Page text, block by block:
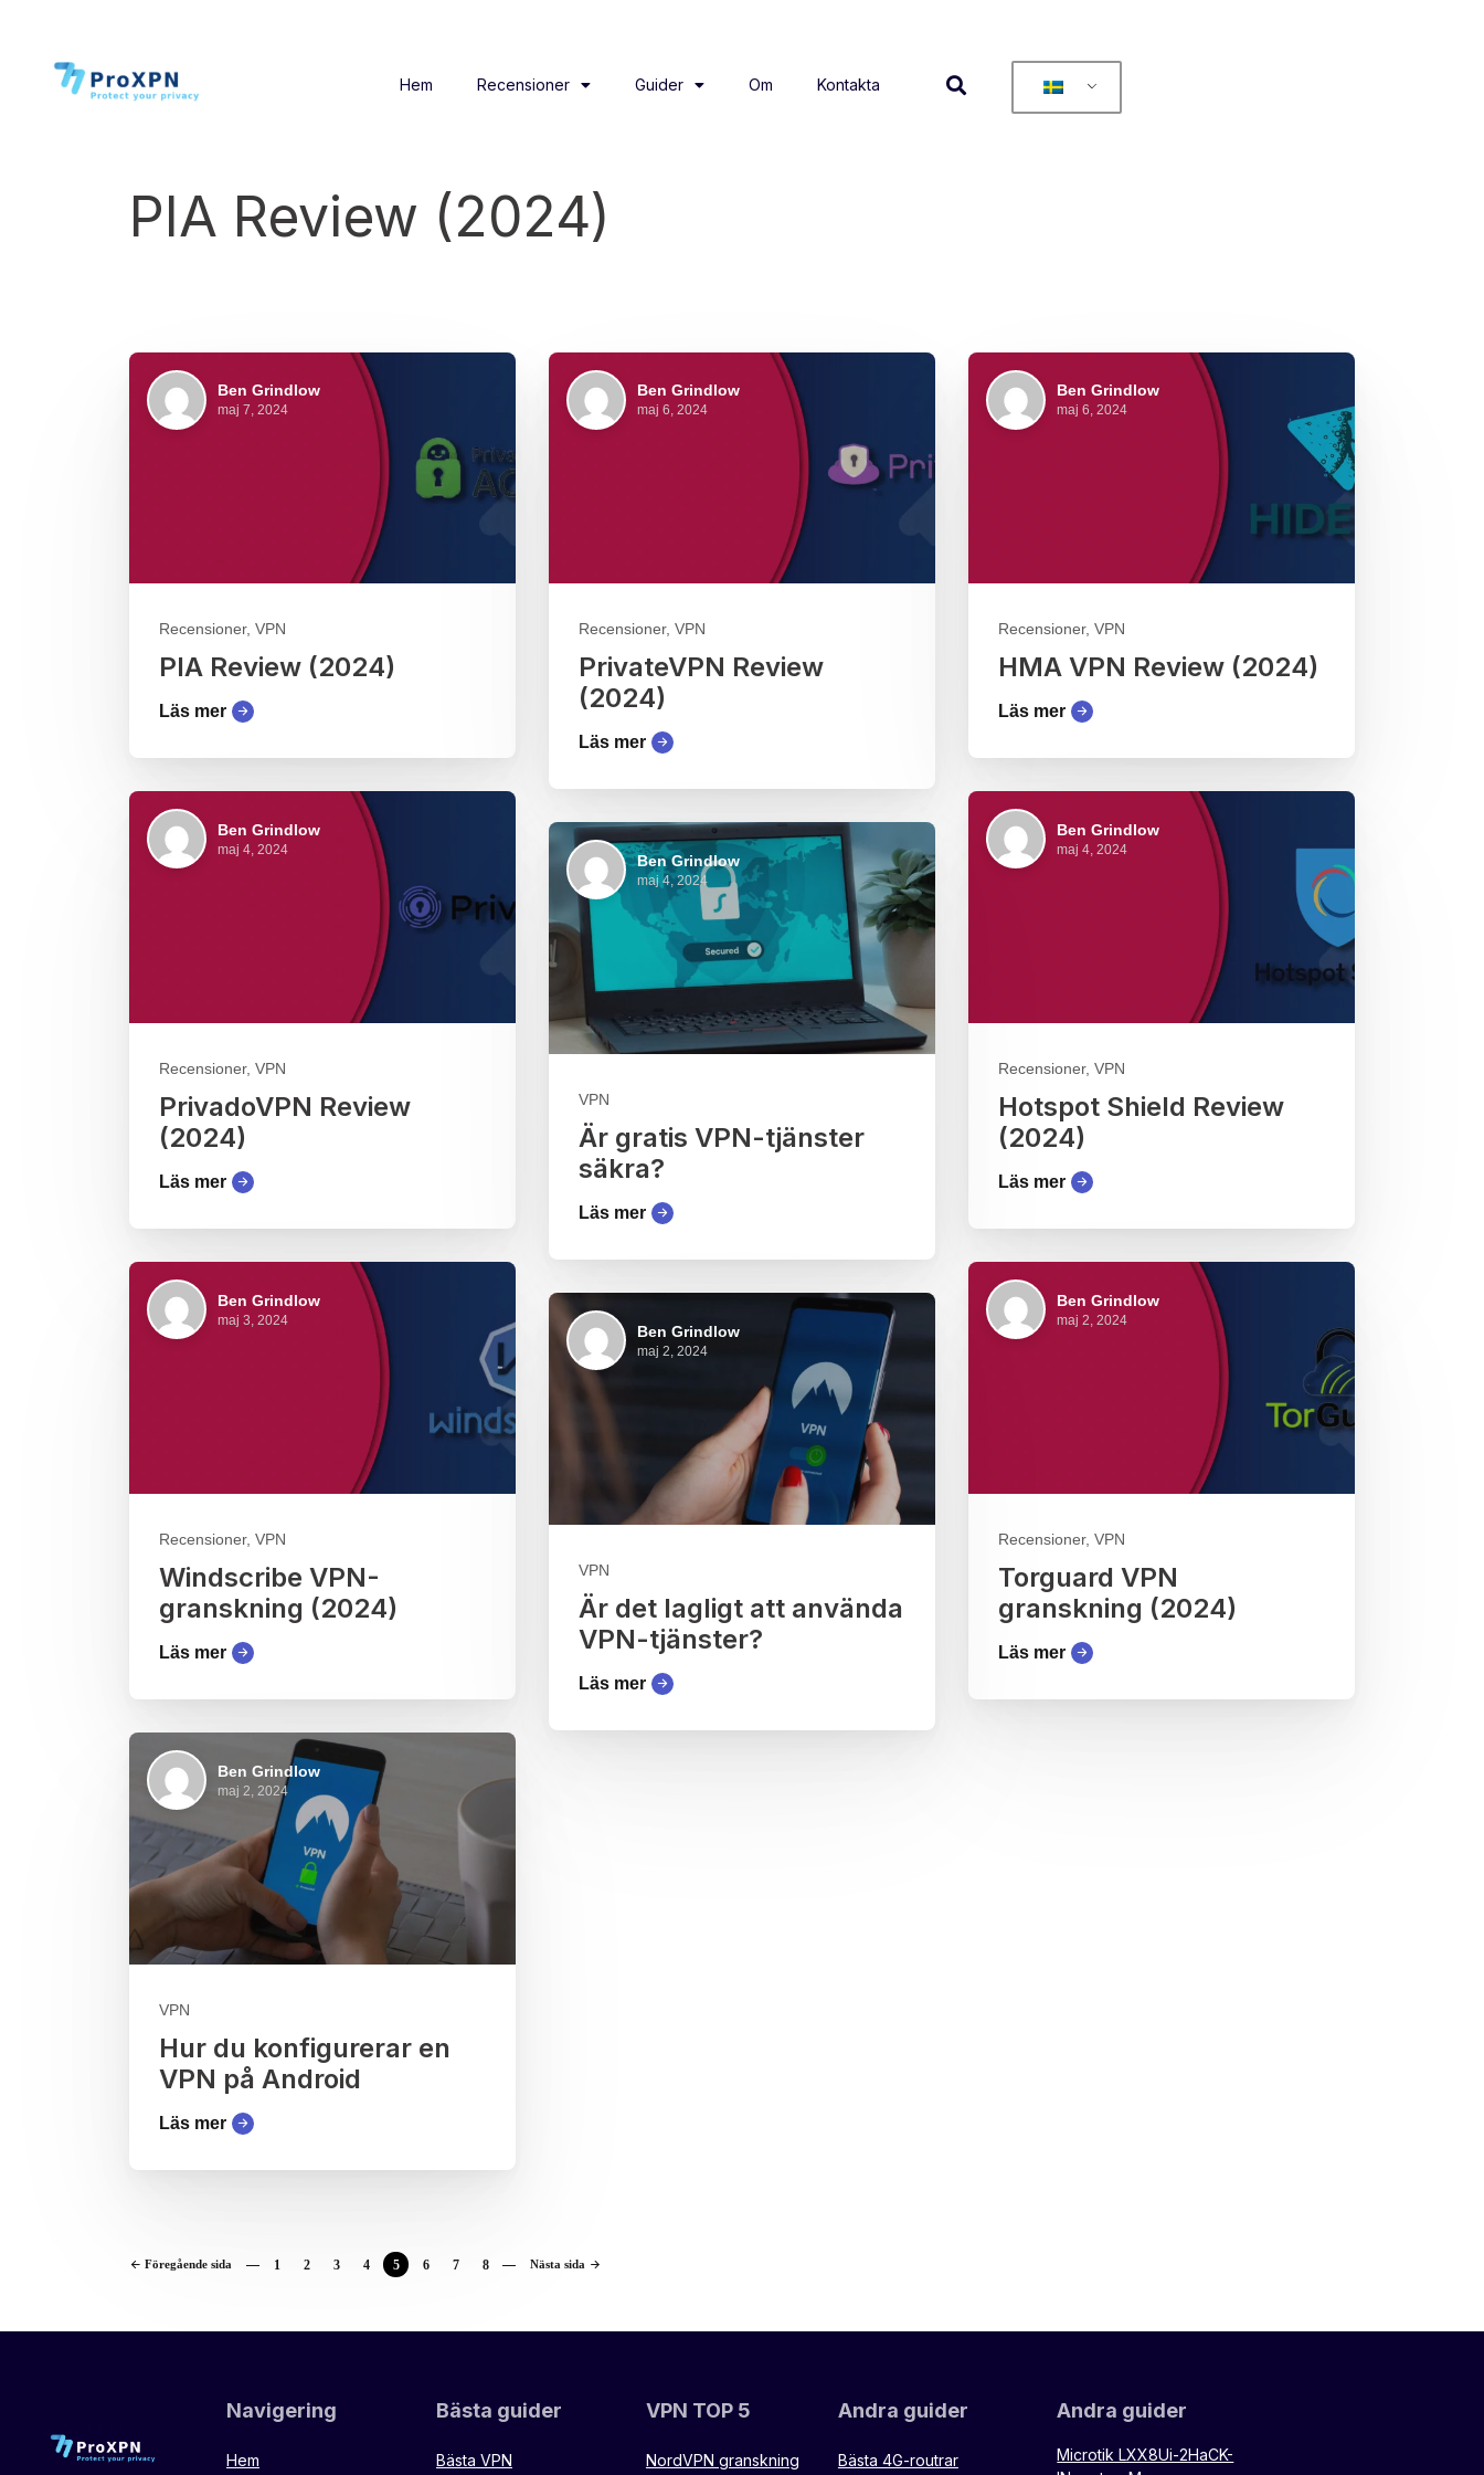
Hem Recensioner Guider Om Kontakta
PIA Review (2024)
Ben Grindlow
maj 7, 2024
Recensioner, VPN
PIA Review (2024)
Läs mer
Ben Grindlow
maj 6, 2024
Recensioner, VPN
PrivateVPN Review
(2024)
Läs mer
Ben Grindlow
maj 6, 2024
Recensioner, VPN
HMA VPN Review (2024)
Läs mer
Ben Grindlow
maj 4, 2024
Recensioner, VPN
PrivadoVPN Review
(2024)
Läs mer
Ben Grindlow
maj 4, 2024
Recensioner, VPN
Hotspot Shield Review
(2024)
Läs mer
Ben Grindlow
maj 4, 2024
VPN
Är gratis VPN-tjänster
säkra?
Läs mer
Ben Grindlow
maj 3, 2024
Recensioner, VPN
Windscribe VPN-
granskning (2024)
Läs mer
Ben Grindlow
maj 2, 2024
Recensioner, VPN
Torguard VPN
granskning (2024)
Läs mer
Ben Grindlow
maj 2, 2024
VPN
Är det lagligt att använda
VPN-tjänster?
Läs mer
Ben Grindlow
maj 2, 2024
VPN
Hur du konfigurerar en
VPN på Android
Läs mer
Föregående sida 1 2 3 4 5 6 7 8 Nästa sida
Navigering
Hem
Bästa guider
Bästa VPN
VPN TOP 5
NordVPN granskning
Andra guider
Bästa 4G-routrar
Andra guider
Microtik LXX8Ui-2HaCK-